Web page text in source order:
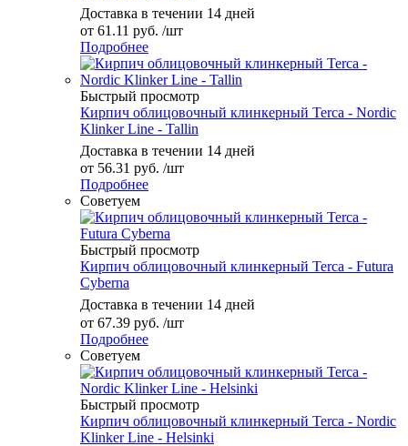
Доставка в течении 14 дней
от 61.11 руб. /шт
Подробнее
Быстрый просмотр
Кирпич облицовочный клинкерный Terca - Nordic
Klinker Line - Tallin
Доставка в течении 14 дней
от 56.31 руб. /шт
Подробнее
Советуем
Быстрый просмотр
Кирпич облицовочный клинкерный Terca - Futura
Cyberna
Доставка в течении 14 дней
от 67.39 руб. /шт
Подробнее
Советуем
Быстрый просмотр
Кирпич облицовочный клинкерный Terca - Nordic
Klinker Line - Helsinki